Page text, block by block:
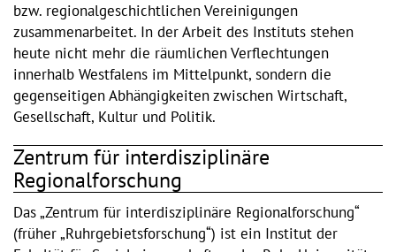
bzw. regionalgeschichtlichen Vereinigungen
zusammenarbeitet. In der Arbeit des Instituts stehen
heute nicht mehr die räumlichen Verflechtungen
innerhalb Westfalens im Mittelpunkt, sondern die
gegenseitigen Abhängigkeiten zwischen Wirtschaft,
Gesellschaft, Kultur und Politik.
Zentrum für interdisziplinäre
Regionalforschung
Das „Zentrum für interdisziplinäre Regionalforschung“
(früher „Ruhrgebietsforschung“) ist ein Institut der